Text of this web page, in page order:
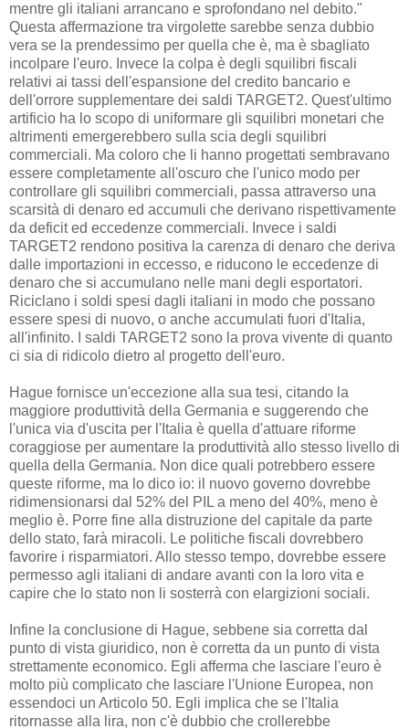
mentre gli italiani arrancano e sprofondano nel debito."
Questa affermazione tra virgolette sarebbe senza dubbio
vera se la prendessimo per quella che è, ma è sbagliato
incolpare l'euro. Invece la colpa è degli squilibri fiscali
relativi ai tassi dell'espansione del credito bancario e
dell'orrore supplementare dei saldi TARGET2. Quest'ultimo
artificio ha lo scopo di uniformare gli squilibri monetari che
altrimenti emergerebbero sulla scia degli squilibri
commerciali. Ma coloro che li hanno progettati sembravano
essere completamente all'oscuro che l'unico modo per
controllare gli squilibri commerciali, passa attraverso una
scarsità di denaro ed accumuli che derivano rispettivamente
da deficit ed eccedenze commerciali. Invece i saldi
TARGET2 rendono positiva la carenza di denaro che deriva
dalle importazioni in eccesso, e riducono le eccedenze di
denaro che si accumulano nelle mani degli esportatori.
Riciclano i soldi spesi dagli italiani in modo che possano
essere spesi di nuovo, o anche accumulati fuori d'Italia,
all'infinito. I saldi TARGET2 sono la prova vivente di quanto
ci sia di ridicolo dietro al progetto dell'euro.
Hague fornisce un'eccezione alla sua tesi, citando la
maggiore produttività della Germania e suggerendo che
l'unica via d'uscita per l'Italia è quella d'attuare riforme
coraggiose per aumentare la produttività allo stesso livello di
quella della Germania. Non dice quali potrebbero essere
queste riforme, ma lo dico io: il nuovo governo dovrebbe
ridimensionarsi dal 52% del PIL a meno del 40%, meno è
meglio è. Porre fine alla distruzione del capitale da parte
dello stato, farà miracoli. Le politiche fiscali dovrebbero
favorire i risparmiatori. Allo stesso tempo, dovrebbe essere
permesso agli italiani di andare avanti con la loro vita e
capire che lo stato non li sosterrà con elargizioni sociali.
Infine la conclusione di Hague, sebbene sia corretta dal
punto di vista giuridico, non è corretta da un punto di vista
strettamente economico. Egli afferma che lasciare l'euro è
molto più complicato che lasciare l'Unione Europea, non
essendoci un Articolo 50. Egli implica che se l'Italia
ritornasse alla lira, non c'è dubbio che crollerebbe